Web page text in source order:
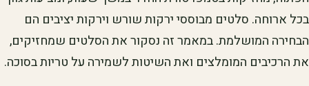
בכל ארוחה. סלטים מבוססי ירקות שורש וירקות יציבים הם
הבחירה המושלמת. במאמר זה נסקור את הסלטים שמחזיקים,
את הרכיבים המומלצים ואת השיטות לשמירה על טריות בסוכה.